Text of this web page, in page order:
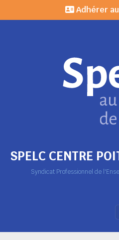
SPELC CENTRE
Syndicat Professionnel de
Adhérer au